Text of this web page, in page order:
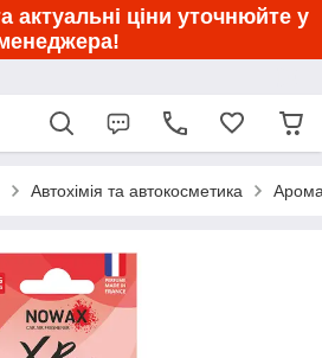
актуальні ціни уточнюйте у
Автохімія та автокосметика